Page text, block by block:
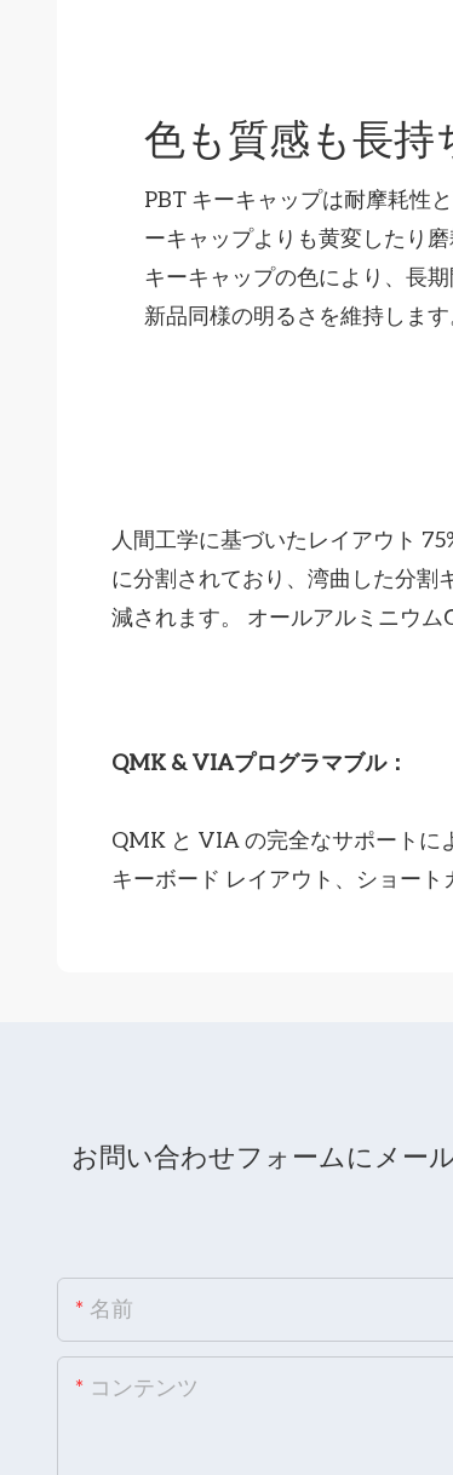
色も質感も長持
PBT キーキャップは耐摩耗性
ーキャップよりも黄変したり
キーキャップの色により、長
新品同様の明るさを維持します
人間工学に基づいたレイアウト
に分割されており、湾曲した分割
減されます。 オールアルミニウム
QMK & VIAプログラマブル：
QMK と VIA の完全なサポートに
キーボード レイアウト、ショー
お問い合わせフォームにメー
名前
コンテンツ